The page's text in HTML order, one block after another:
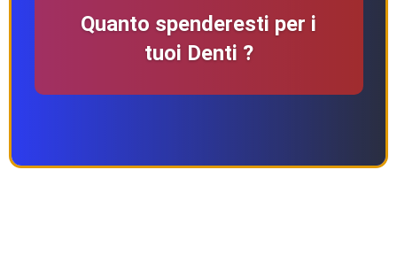
Quanto spenderesti per i
tuoi Denti ?